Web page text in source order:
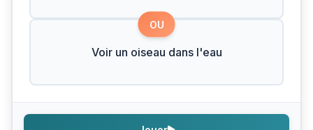
OU
Voir un oiseau dans l'eau